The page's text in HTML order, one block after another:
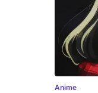
Anime